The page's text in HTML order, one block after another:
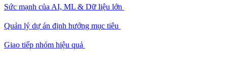
Sức mạnh của AI, ML & Dữ liệu lớn
Quản lý dự án định hướng mục tiêu
Giao tiếp nhóm hiệu quả